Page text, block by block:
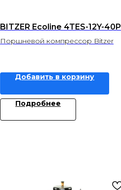
BITZER Ecoline 4TES-12Y-40P
Поршневой компрессор Bitzer
Добавить в корзину
Подробнее